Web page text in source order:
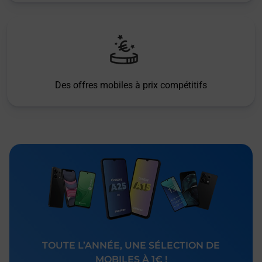
Des offres mobiles à prix compétitifs
TOUTE L’ANNÉE, UNE SÉLECTION DE
MOBILES À 1€ !